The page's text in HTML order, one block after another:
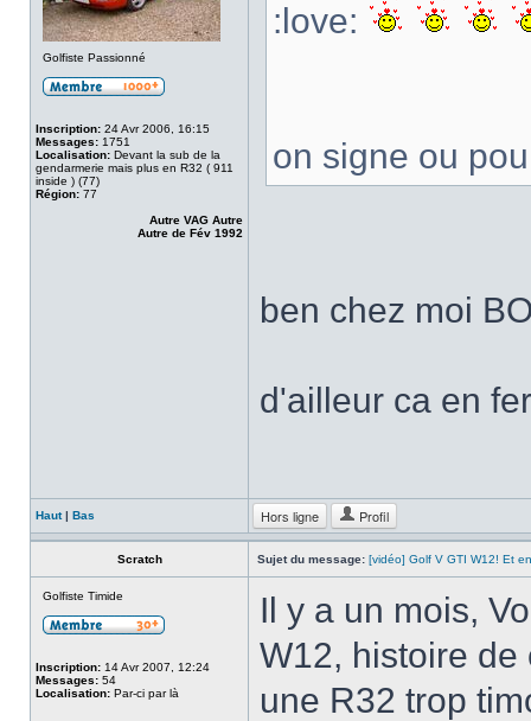
Golfiste Passionné
Inscription: 24 Avr 2006, 16:15
Messages: 1751
Localisation: Devant la sub de la
gendarmerie mais plus en R32 ( 911
inside ) (77)
Région: 77
Autre VAG Autre
Autre de Fév 1992
:love:
on signe ou
ben chez moi
d'ailleur ca en
Haut| Bas Hors ligne Profil
Scratch Sujet du message: [vidéo] Golf V GTI W12! Et
Golfiste Timide
Inscription: 14 Avr 2007, 12:24
Messages: 54
Localisation: Par-ci par là
Il y a un mois,
W12, histoire
une R32 trop